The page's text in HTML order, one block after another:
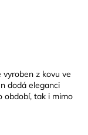
z kovu ve
dodá eleganci
období, tak i mimo